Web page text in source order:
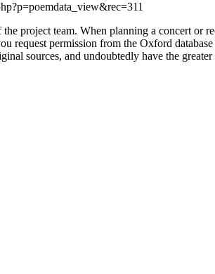
project team. When planning a concert or
request permission from the Oxford
sources, and undoubtedly have the